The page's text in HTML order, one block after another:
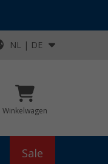
NL | DE
Winkelwagen
Sale